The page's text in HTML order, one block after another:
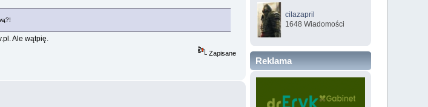
Ale wątpię.
Zapisane
cilazapril
1648 Wiadomości
Reklama